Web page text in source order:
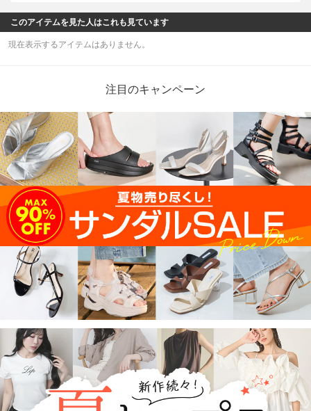
このアイテムを見た人はこれも見ています
現在表示するアイテムはありません。
注目のキャンペーン